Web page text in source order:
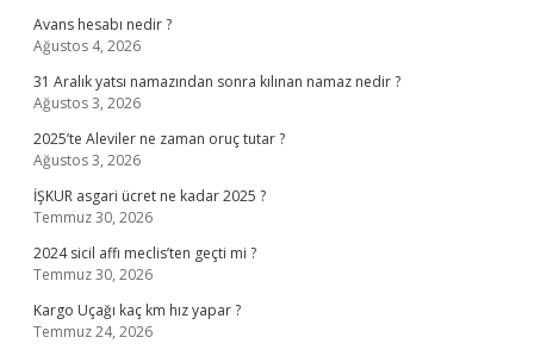
Avans hesabı nedir ?
Ağustos 4, 2026
31 Aralık yatsı namazından sonra kılınan namaz nedir ?
Ağustos 3, 2026
2025’te Aleviler ne zaman oruç tutar ?
Ağustos 3, 2026
İŞKUR asgari ücret ne kadar 2025 ?
Temmuz 30, 2026
2024 sicil affı meclis’ten geçti mi ?
Temmuz 30, 2026
Kargo Uçağı kaç km hız yapar ?
Temmuz 24, 2026